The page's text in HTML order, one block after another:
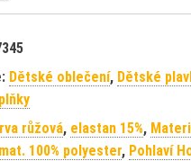
Dětské oblečení, Dětské
růžová, elastan 15%,
100% polyester, Pohlaví